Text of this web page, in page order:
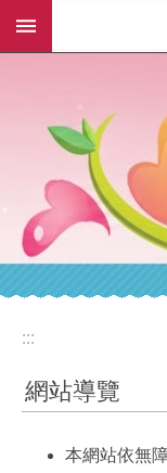
跳到主要內容區塊
:::
:::
網站導覽
本網站依無